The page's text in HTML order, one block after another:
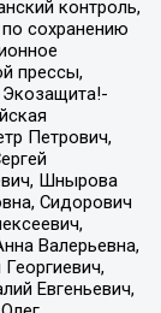
контроль,
сохранению
прессы,
Петрович,
Шнырова
Сидорович
Валерьевна,
Евгеньевич,